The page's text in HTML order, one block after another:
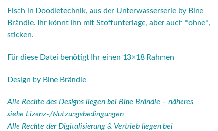
Fisch in Doodletechnik, aus der Unterwasserserie by Bine
Brändle. Ihr könnt ihn mit Stoffunterlage, aber auch *ohne*,
sticken.
Für diese Datei benötigt Ihr einen 13×18 Rahmen
Design by Bine Brändle
Alle Rechte des Designs liegen bei Bine Brändle – näheres
siehe Lizenz-/Nutzungsbedingungen
Alle Rechte der Digitalisierung & Vertrieb liegen bei